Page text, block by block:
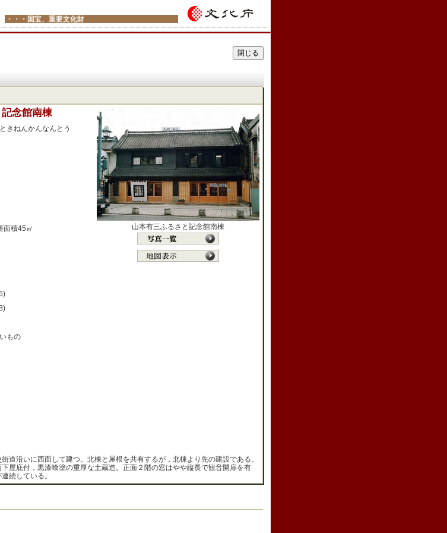
・・・国宝、重要文化財
念館南棟
きねんかんなんとう
面積45㎡
もの
山本有三ふるさと記念館南棟
道沿いに西面して建つ。北棟と屋根を共有するが，北棟より先の建設である。
屋庇付，黒漆喰塗の重厚な土蔵造。正面２階の窓はやや縦長で観音開扉を有
続している。